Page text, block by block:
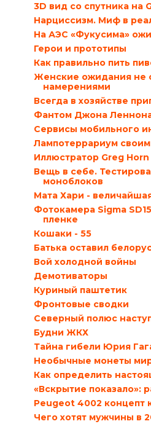
3D вид со спутника на
Нарциссизм. Миф в
На АЭС «Фукусима»
Герои и прототипы
Как правильно пить
Женские ожидания не
намерениями
Всегда в хозяйстве
Фантом Джона
Сервисы мобильного
Лампотеррариум
Иллюстратор Greg Horn
Вещь в себе.
моноблоков
Мата Хари -
Фотокамера Sigma
пленке
Кошаки - 55
Батька оставил
Вой холодной войны
Демотиваторы
Куриный паштетик
Фронтовые сводки
Северный полюс
Будни ЖКХ
Тайна гибели Юрия
Необычные монеты
Как определить
«Вскрытие показало»:
Peugeot 4002 концепт
Чего хотят мужчины в